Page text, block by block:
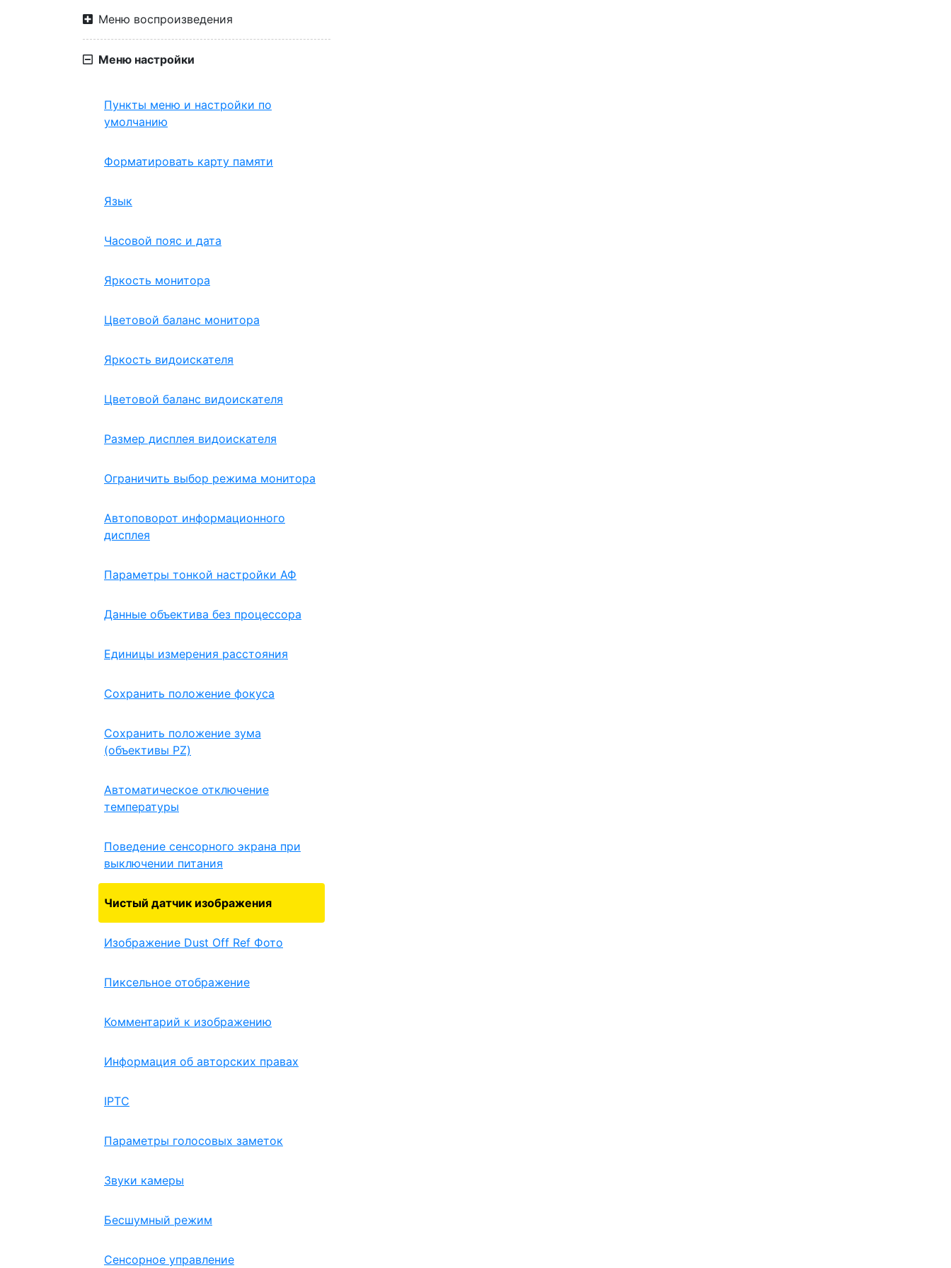
Меню воспроизведения
Меню настройки
Пункты меню и настройки по
умолчанию
Форматировать карту памяти
Язык
Часовой пояс и дата
Яркость монитора
Цветовой баланс монитора
Яркость видоискателя
Цветовой баланс видоискателя
Размер дисплея видоискателя
Ограничить выбор режима монитора
Автоповорот информационного
дисплея
Параметры тонкой настройки АФ
Данные объектива без процессора
Единицы измерения расстояния
Сохранить положение фокуса
Сохранить положение зума
(объективы PZ)
Автоматическое отключение
температуры
Поведение сенсорного экрана при
выключении питания
Чистый датчик изображения
Изображение Dust Off Ref Фото
Пиксельное отображение
Комментарий к изображению
Информация об авторских правах
IPTC
Параметры голосовых заметок
Звуки камеры
Бесшумный режим
Сенсорное управление